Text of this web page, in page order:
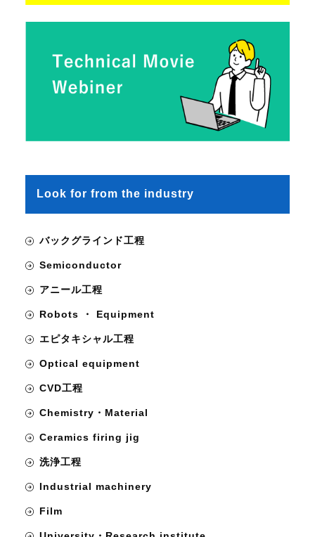
Look for from the industry
バックグラインド工程
Semiconductor
アニール工程
Robots ・ Equipment
エピタキシャル工程
Optical equipment
CVD工程
Chemistry・Material
Ceramics firing jig
洗浄工程
Industrial machinery
Film